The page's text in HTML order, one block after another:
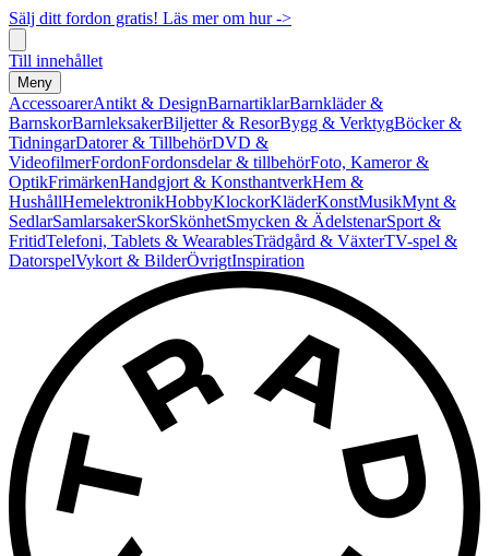
Sälj ditt fordon gratis! Läs mer om hur ->
Till innehållet
Meny
AccessoarerAntikt & DesignBarnartiklarBarnkläder &
BarnskorBarnleksakerBiljetter & ResorBygg & VerktygBöcker &
TidningarDatorer & TillbehörDVD &
VideofilmerFordonFordonsdelar & tillbehörFoto, Kameror &
OptikFrimärkenHandgjort & KonsthantverkHem &
HushållHemelektronikHobbyKlockorKläderKonstMusikMynt &
SedlarSamlarsakerSkorSkönhetSmycken & ÄdelstenarSport &
FritidTelefoni, Tablets & WearablesTrädgård & VäxterTV-spel &
DatorspelVykort & BilderÖvrigtInspiration